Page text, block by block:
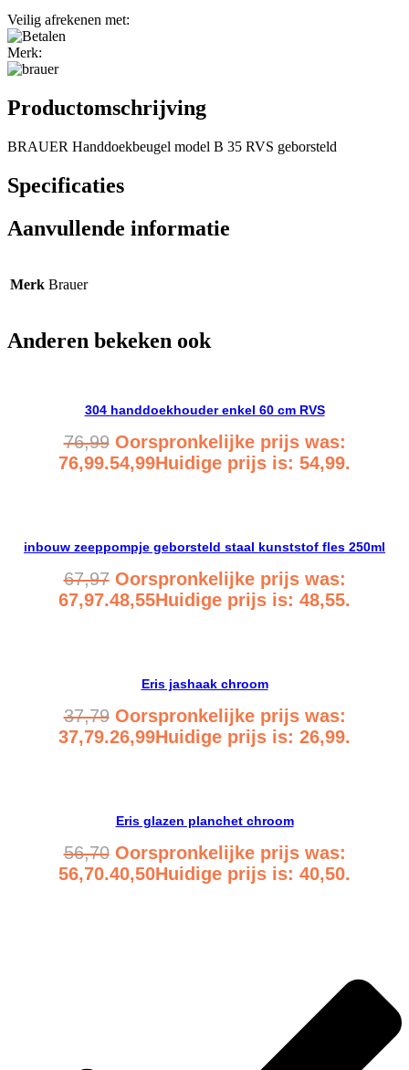
Veilig afrekenen met:
Merk:
Productomschrijving
BRAUER Handdoekbeugel model B 35 RVS geborsteld
Specificaties
Aanvullende informatie
Merk Brauer
Anderen bekeken ook
304 handdoekhouder enkel 60 cm RVS
76,99 Oorspronkelijke prijs was:
76,99.54,99Huidige prijs is: 54,99.
inbouw zeeppompje geborsteld staal kunststof fles 250ml
67,97 Oorspronkelijke prijs was:
67,97.48,55Huidige prijs is: 48,55.
Eris jashaak chroom
37,79 Oorspronkelijke prijs was:
37,79.26,99Huidige prijs is: 26,99.
Eris glazen planchet chroom
56,70 Oorspronkelijke prijs was:
56,70.40,50Huidige prijs is: 40,50.